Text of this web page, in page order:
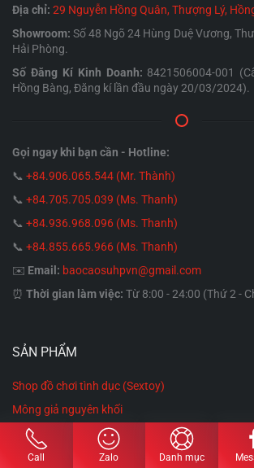
Địa chỉ: 29 Nguyễn Hồng Quân, Thượng Lý,
Showroom: Số 48 Ngõ 24 Hùng Duệ Vương,
Hải Phòng.
Số Đăng Kí Kinh Doanh: 8421506004-001
Hồng Bàng, Đăng kí lần đầu ngày 20/03/2024).
Gọi ngay khi bạn cần - Hotline:
📞 +84.906.065.544 (Mr. Thành)
📞 +84.705.705.039 (Ms. Thanh)
📞 +84.936.968.096 (Ms. Thanh)
📞 +84.855.665.966 (Ms. Thanh)
✉️ Email: baocaosuhpvn@gmail.com
⏰ Thời gian làm việc: Từ 8:00 - 24:00 (Thứ 2 -
SẢN PHẨM
Shop đồ chơi tình dục (Sextoy)
Mông giả nguyên khối
Vếu nguyên khối
Búp bê tình dục
Call Zalo Danh mục